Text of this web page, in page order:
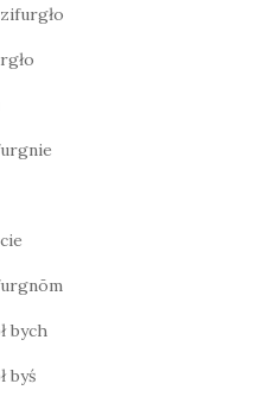
bych
byś